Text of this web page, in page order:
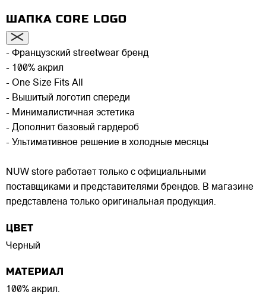
ШАПКА CORE LOGO
- Французский streetwear бренд
- 100% акрил
- One Size Fits All
- Вышитый логотип спереди
- Минималистичная эстетика
- Дополнит базовый гардероб
- Ультимативное решение в холодные месяцы
NUW store работает только с официальными
поставщиками и представителями брендов. В магазине
представлена только оригинальная продукция.
ЦВЕТ
Черный
МАТЕРИАЛ
100% акрил.